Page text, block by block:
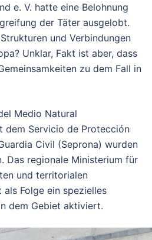
e. V. hatte eine Belohnung
der Täter ausgelobt.
und Verbindungen
Unklar, Fakt ist aber, dass
zu dem Fall in
Medio Natural
dem Servicio de Protección
Civil (Seprona) wurden
Das regionale Ministerium für
und territorialen
Folge ein spezielles
dem Gebiet aktiviert.